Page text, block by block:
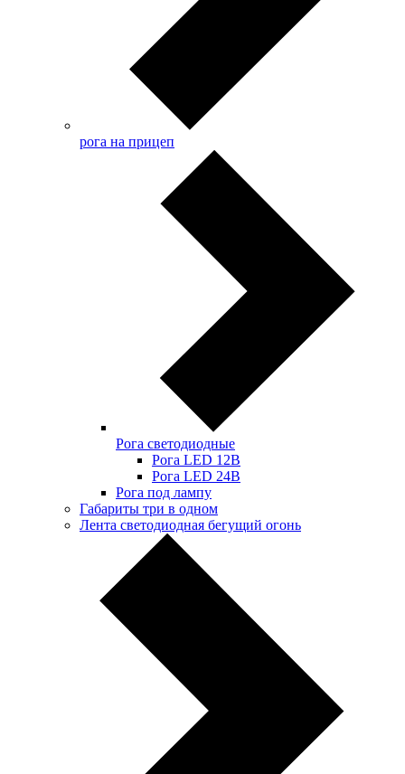
рога на прицеп
Рога светодиодные
Рога LED 12В
Рога LED 24В
Рога под лампу
Габариты три в одном
Лента светодиодная бегущий огонь